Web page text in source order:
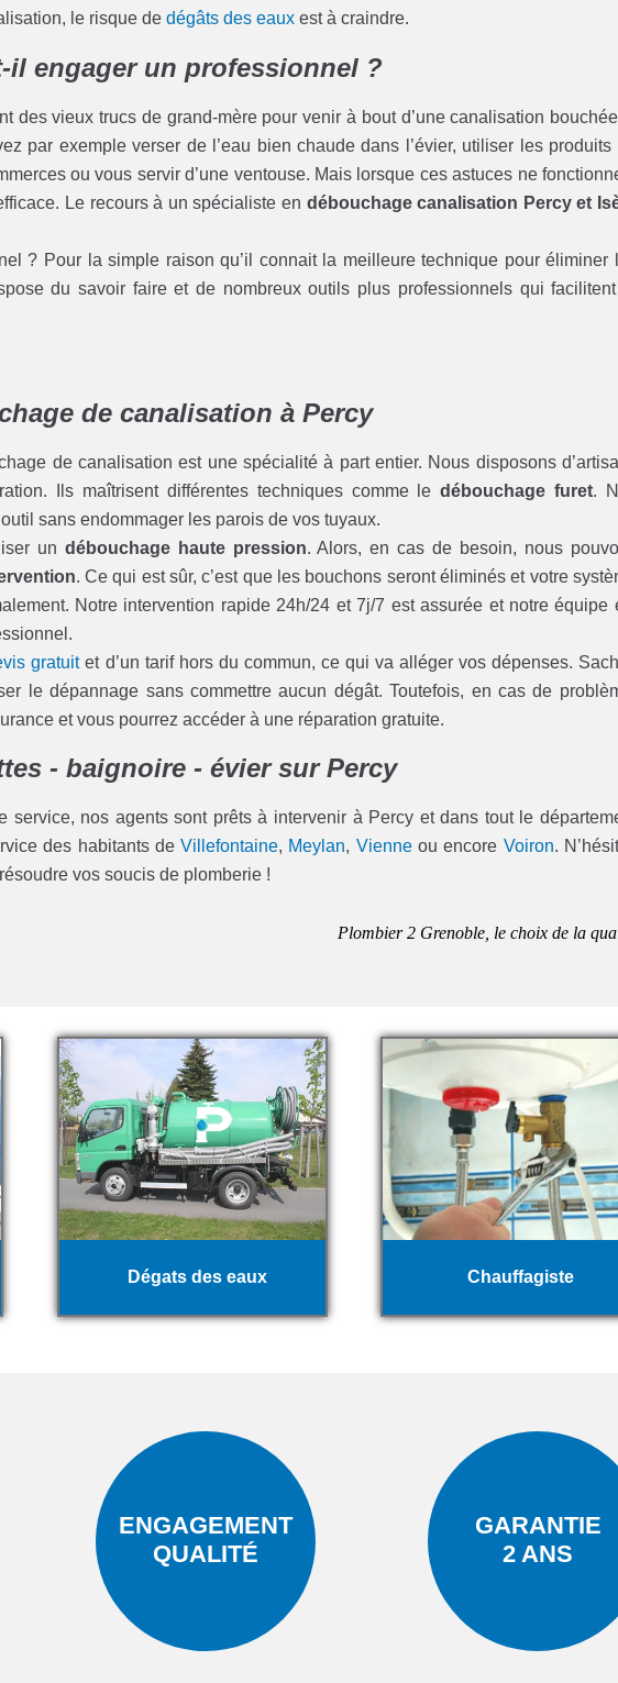
le risque dedégâts des eaux est à craindre.
engager un professionnel ?
des vieux trucs de grand-mère pour venir à bout d’une canalisation
par exemple verser de l’eau bien chaude dans l’évier, utiliser les produits
ou vous servir d’une ventouse. Mais lorsque ces astuces ne
Le recours à un spécialiste en débouchage canalisation Percy et
? Pour la simple raison qu’il connait la meilleure technique pour éliminer
du savoir faire et de nombreux outils plus professionnels qui
de canalisation à Percy
de canalisation est une spécialité à part entier. Nous disposons
Ils maîtrisent différentes techniques comme ledébouchage furet.
sans endommager les parois de vos tuyaux.
un débouchage haute pression. Alors, en cas de besoin, nous
. Ce qui est sûr, c’est que les bouchons seront éliminés et votre
Notre intervention rapide 24h/24 et 7j/7 est assurée et notre équipe
gratuitet d’un tarif hors du commun, ce qui va alléger vos dépenses.
le dépannage sans commettre aucun dégât. Toutefois, en cas de
et vous pourrez accéder à une réparation gratuite.
- baignoire - évier sur Percy
service, nos agents sont prêts à intervenir à Percy et dans tout le
des habitants deVillefontaine, Meylan, Vienneou encore Voiron.
vos soucis de plomberie !
Plombier 2 Grenoble, le choix de la
Dégats des eaux Chauffagiste
ENGAGEMENT
QUALITÉ
GARANTIE
2 ANS